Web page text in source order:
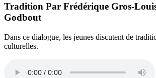
Tradition Par Frédérique Gros-
Godbout
Dans ce dialogue, les jeunes discutent de
culturelles.